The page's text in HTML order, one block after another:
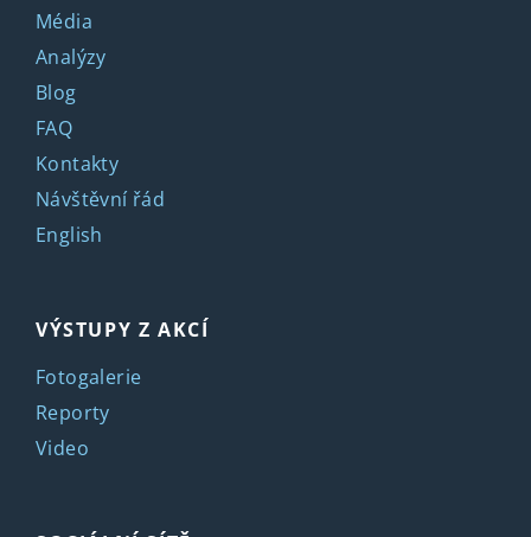
Média
Analýzy
Blog
FAQ
Kontakty
Návštěvní řád
English
VÝSTUPY Z AKCÍ
Fotogalerie
Reporty
Video